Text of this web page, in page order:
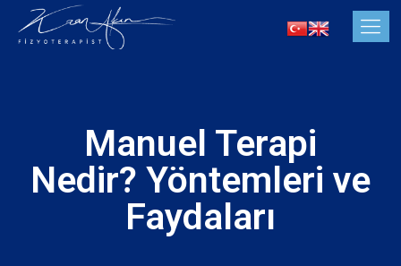
Manuel Terapi
Nedir? Yöntemleri ve
Faydaları